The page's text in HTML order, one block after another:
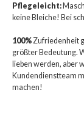
Pflegeleicht:
keine Bleiche! Bei
100% Zufriedenheit
größter Bedeutung.
lieben werden, aber
Kundendienstteam
machen!